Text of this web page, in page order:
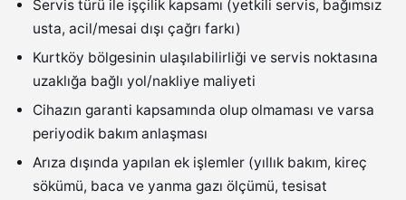
Servis türü ile işçilik kapsamı (yetkili servis, bağımsız
usta, acil/mesai dışı çağrı farkı)
Kurtköy bölgesinin ulaşılabilirliği ve servis noktasına
uzaklığa bağlı yol/nakliye maliyeti
Cihazın garanti kapsamında olup olmaması ve varsa
periyodik bakım anlaşması
Arıza dışında yapılan ek işlemler (yıllık bakım, kireç
sökümü, baca ve yanma gazı ölçümü, tesisat